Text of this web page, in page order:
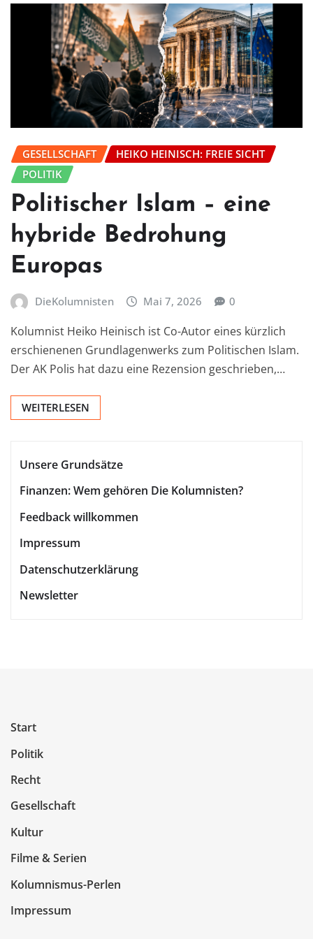
GESELLSCHAFT
HEIKO HEINISCH: FREIE SICHT
POLITIK
Politischer Islam – eine
hybride Bedrohung
Europas
DieKolumnisten Mai 7, 2026 0
Kolumnist Heiko Heinisch ist Co-Autor eines kürzlich
erschienenen Grundlagenwerks zum Politischen Islam.
Der AK Polis hat dazu eine Rezension geschrieben,…
WEITERLESEN
Unsere Grundsätze
Finanzen: Wem gehören Die Kolumnisten?
Feedback willkommen
Impressum
Datenschutzerklärung
Newsletter
Start
Politik
Recht
Gesellschaft
Kultur
Filme & Serien
Kolumnismus-Perlen
Impressum